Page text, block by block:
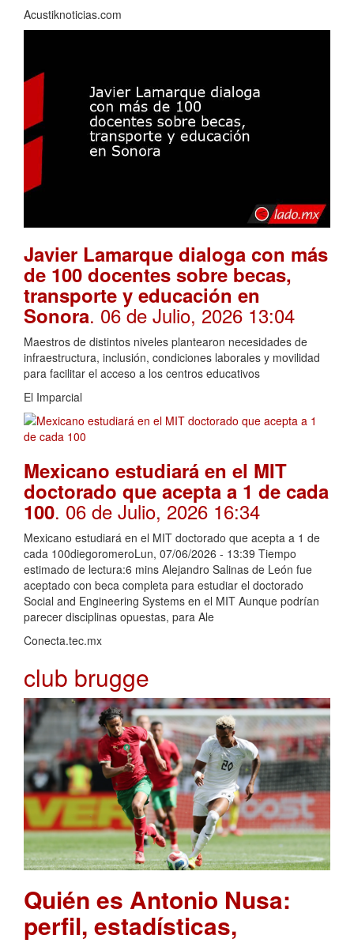
Acustiknoticias.com
Javier Lamarque dialoga con más
de 100 docentes sobre becas,
transporte y educación en
Sonora. 06 de Julio, 2026 13:04
Maestros de distintos niveles plantearon necesidades de
infraestructura, inclusión, condiciones laborales y movilidad
para facilitar el acceso a los centros educativos
El Imparcial
Mexicano estudiará en el MIT
doctorado que acepta a 1 de cada
100. 06 de Julio, 2026 16:34
Mexicano estudiará en el MIT doctorado que acepta a 1 de
cada 100diegoromeroLun, 07/06/2026 - 13:39 Tiempo
estimado de lectura:6 mins Alejandro Salinas de León fue
aceptado con beca completa para estudiar el doctorado
Social and Engineering Systems en el MIT Aunque podrían
parecer disciplinas opuestas, para Ale
Conecta.tec.mx
club brugge
Quién es Antonio Nusa:
perfil, estadísticas,